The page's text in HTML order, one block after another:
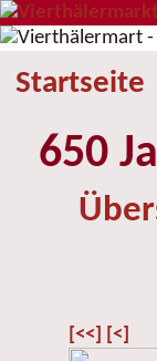
Startseite
650
[<<] [<]